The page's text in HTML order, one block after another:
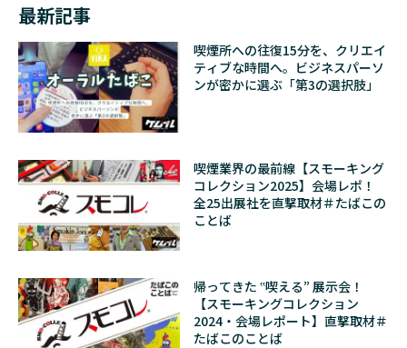
最新記事
喫煙所への往復15分を、クリエイ
ティブな時間へ。ビジネスパーソ
ンが密かに選ぶ「第3の選択肢」
喫煙業界の最前線【スモーキング
コレクション2025】会場レポ！
全25出展社を直撃取材＃たばこの
ことば
帰ってきた ‟喫える” 展示会！
【スモーキングコレクション
2024・会場レポート】直撃取材＃
たばこのことば